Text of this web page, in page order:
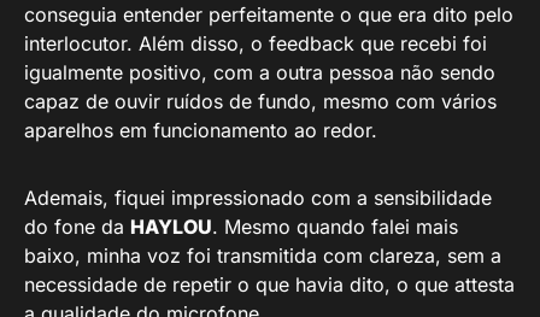
conseguia entender perfeitamente o que era dito pelo
interlocutor. Além disso, o feedback que recebi foi
igualmente positivo, com a outra pessoa não sendo
capaz de ouvir ruídos de fundo, mesmo com vários
aparelhos em funcionamento ao redor.
Ademais, fiquei impressionado com a sensibilidade
do fone da HAYLOU. Mesmo quando falei mais
baixo, minha voz foi transmitida com clareza, sem a
necessidade de repetir o que havia dito, o que attesta